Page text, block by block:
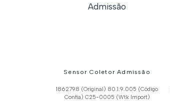
Sensor Coletor Admissão
1862798 (Original) 80.1.9.005 (Código
Confia) C25-0005 (Wtk Import)